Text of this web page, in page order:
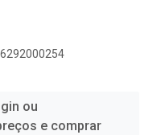
ou
e comprar